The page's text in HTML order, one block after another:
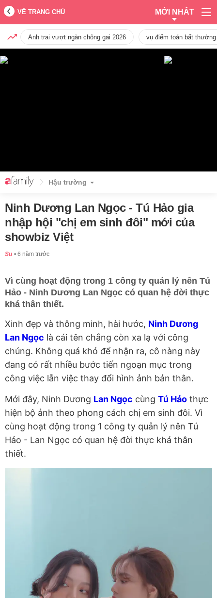
VỀ TRANG CHỦ MỚI NHẤT
Anh trai vượt ngàn chông gai 2026 vụ điểm toán bất
Hậu trường
Ninh Dương Lan Ngọc - Tú Hảo gia
nhập hội "chị em sinh đôi" mới của
showbiz Việt
Su 6 năm trước
Vì cùng hoạt động trong 1 công ty quản lý nên Tú
Hảo - Ninh Dương Lan Ngọc có quan hệ đời thực
khá thân thiết.
Xinh đẹp và thông minh, hài hước, Ninh Dương
Lan Ngọc là cái tên chẳng còn xa lạ với công
chúng. Không quá khó để nhận ra, cô nàng này
đang có rất nhiều bước tiến ngoạn mục trong
công việc lẫn việc thay đổi hình ảnh bản thân.
Mới đây, Ninh Dương Lan Ngọc cùng Tú Hảo thực
hiện bộ ảnh theo phong cách chị em sinh đôi. Vì
cùng hoạt động trong 1 công ty quản lý nên Tú
Hảo - Lan Ngọc có quan hệ đời thực khá thân
thiết.